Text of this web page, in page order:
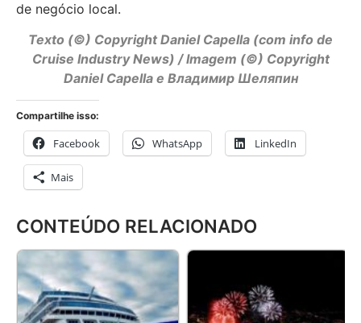
de negócio local.
Texto (©) Copyright Daniel Capella (com info de
Cruise Industry News) / Imagem (©) Copyright
Daniel Capella e Владимир Шеляпин
Compartilhe isso:
Facebook WhatsApp LinkedIn
Mais
CONTEÚDO RELACIONADO